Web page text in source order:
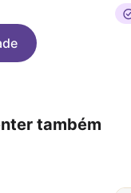
também